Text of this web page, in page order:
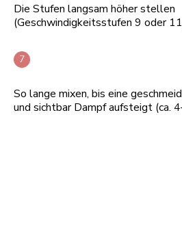
Die Stufen langsam höher stellen
(Geschwindigkeitsstufen 9 oder
So lange mixen, bis eine
und sichtbar Dampf aufsteigt (ca.